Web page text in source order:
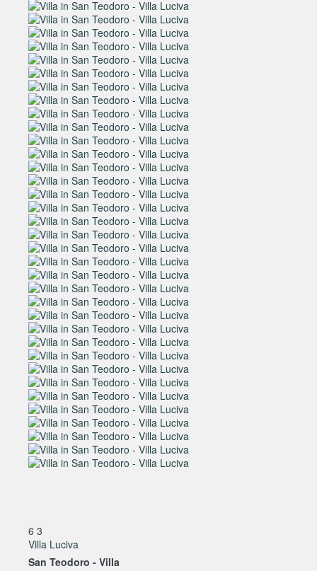
6 3
Villa Luciva
San Teodoro - Villa